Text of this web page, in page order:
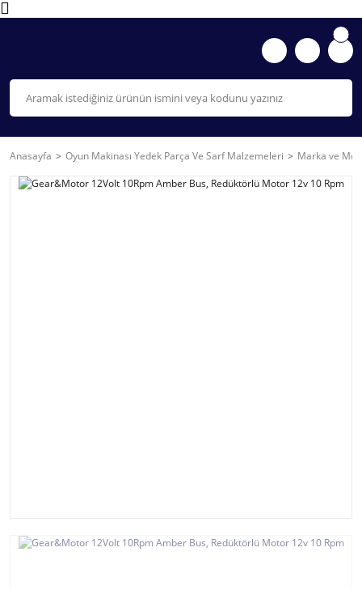
Anasayfa Oyun Makinası Yedek Parça Ve Sarf Malzemeleri Marka ve